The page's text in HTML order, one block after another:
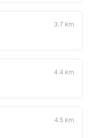
3.7 km
4.4 km
4.5 km